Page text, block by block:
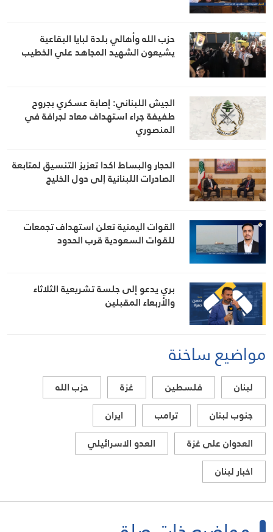
حزب الله وأهالي بلدة لبايا البقاعية
يشيعون الشهيد المجاهد علي الخطيب
الجيش اللبناني: إصابة عسكري بجروح
طفيفة جراء استهداف معاد لجرافة في
المنصوري
الحجار والبساط اكدا تعزيز التنسيق لمتابعة
الصادرات اللبنانية إلى دول الخليج
القوات اليمنية تعلن استهداف تجمعات
للقوات السعودية قرب الحدود
بري يدعو إلى جلسة تشريعية الثلاثاء
والأربعاء المقبلين
مواضيع ساخنة
لبنان فلسطين غزة
حزب الله
جنوب لبنان
ترامب
ايران
العدوان على غزة
العدو الاسرائيلي
اخبار لبنان